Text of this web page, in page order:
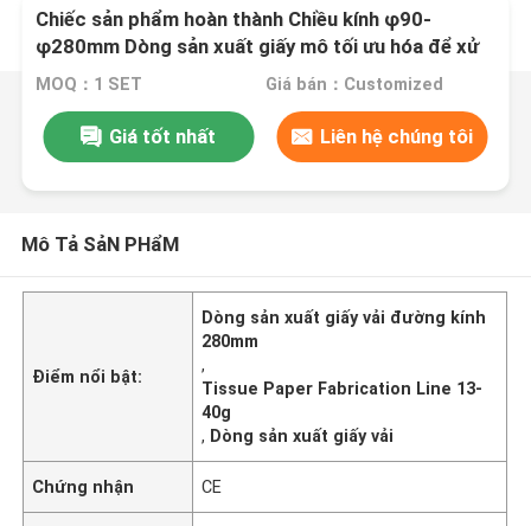
Chiếc sản phẩm hoàn thành Chiều kính φ90-
φ280mm Dòng sản xuất giấy mô tối ưu hóa để xử
lý Grammage 13-40g mỗi mét vuông cho sản xuất
MOQ：1 SET Giá bán：Customized
Giá tốt nhất Liên hệ chúng tôi
Mô Tả SảN PHẩM
Điểm nổi bật:
Dòng sản xuất giấy vải đường kính
280mm
,
Tissue Paper Fabrication Line 13-
40g
, Dòng sản xuất giấy vải
Chứng nhận CE